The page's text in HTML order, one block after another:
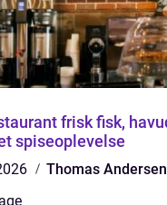
fisk, havudsigt og
spiseoplevelse
Thomas Andersen